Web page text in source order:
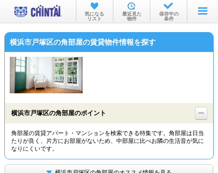
お部屋を探す
沿線・駅から
物件特集から
TOP
気になる
リスト
最近見た
物件
保存中の
条件
横浜市戸塚区の角部屋の賃貸物件情報を探す
横浜市戸塚区の角部屋のポイント
角部屋の賃貸アパート・マンションを検索できる特集です。角部屋は日当
たりが良く、片方にお部屋がないため、中部屋に比べお隣の生活音が気に
なりにくいです。